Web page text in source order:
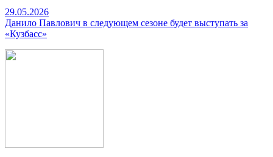
29.05.2026
Данило Павлович в следующем сезоне будет выступать за
«Кузбасс»